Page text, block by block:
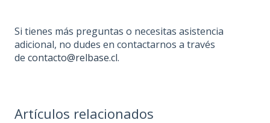
Si tienes más preguntas o necesitas asistencia
adicional, no dudes en contactarnos a través
de contacto@relbase.cl.
Artículos relacionados